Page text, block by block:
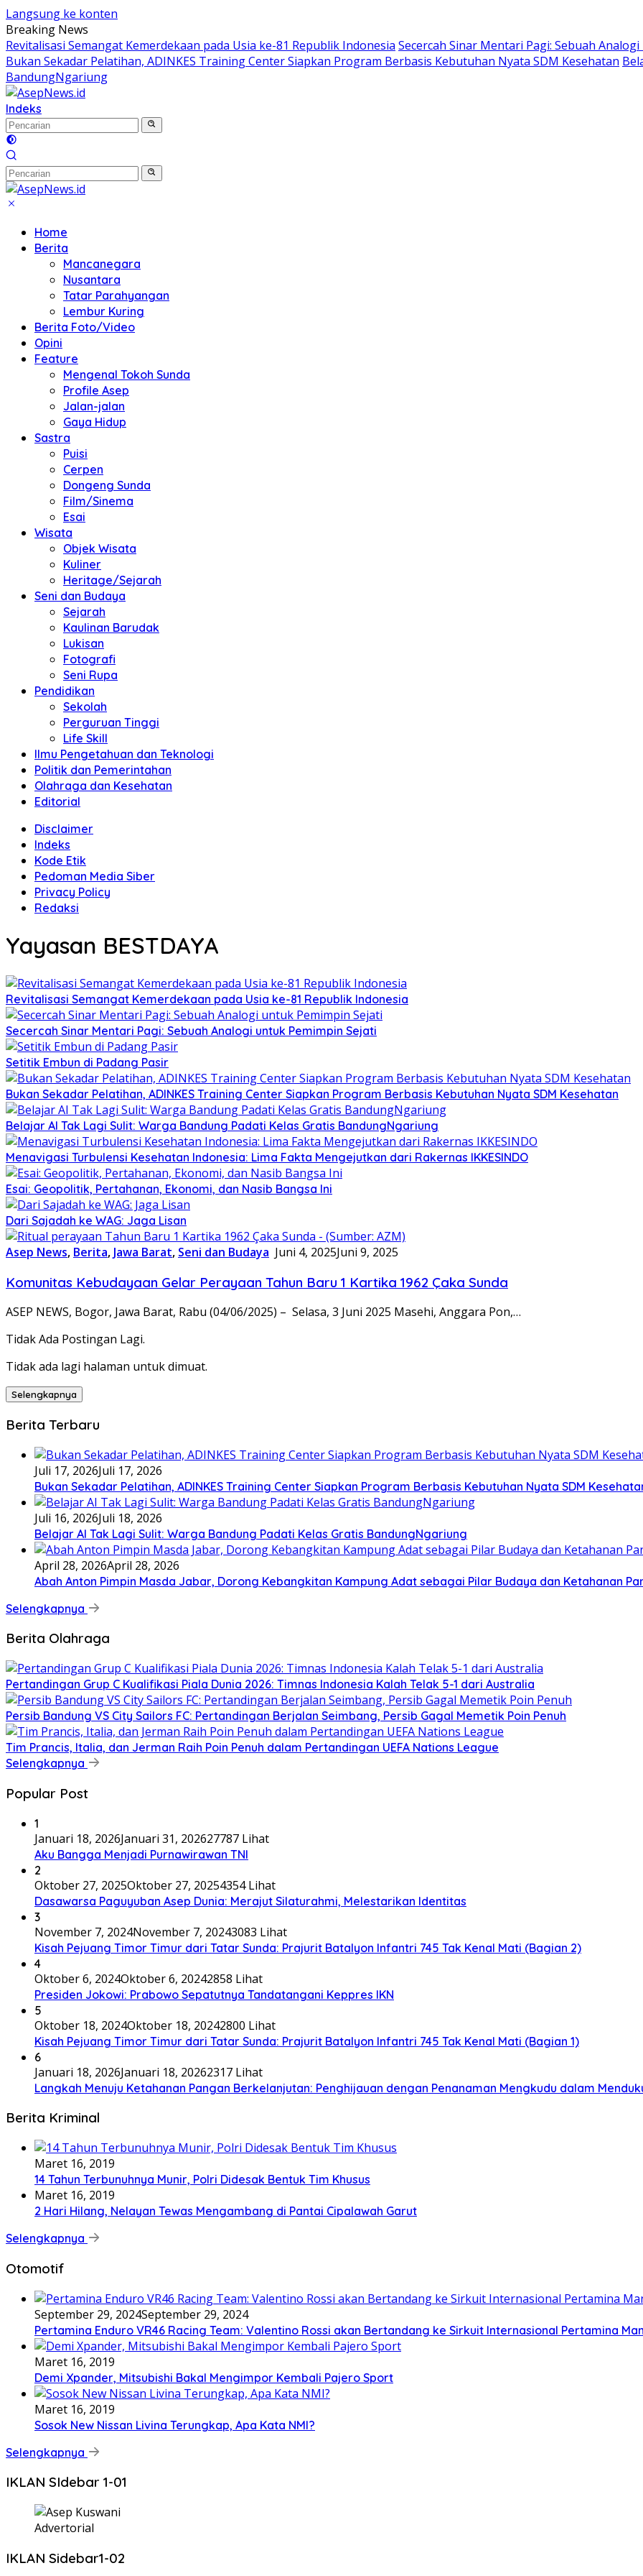
Langsung ke konten
Breaking News
Revitalisasi Semangat Kemerdekaan pada Usia ke-81 Republik Indonesia Secercah Sinar Mentari Pagi: Sebuah
Bukan Sekadar Pelatihan, ADINKES Training Center Siapkan Program Berbasis Kebutuhan Nyata SDM Kesehatan
BandungNgariung
Indeks
Home
Berita
Mancanegara
Nusantara
Tatar Parahyangan
Lembur Kuring
Berita Foto/Video
Opini
Feature
Mengenal Tokoh Sunda
Profile Asep
Jalan-jalan
Gaya Hidup
Sastra
Puisi
Cerpen
Dongeng Sunda
Film/Sinema
Esai
Wisata
Objek Wisata
Kuliner
Heritage/Sejarah
Seni dan Budaya
Sejarah
Kaulinan Barudak
Lukisan
Fotografi
Seni Rupa
Pendidikan
Sekolah
Perguruan Tinggi
Life Skill
Ilmu Pengetahuan dan Teknologi
Politik dan Pemerintahan
Olahraga dan Kesehatan
Editorial
Disclaimer
Indeks
Kode Etik
Pedoman Media Siber
Privacy Policy
Redaksi
Yayasan BESTDAYA
Revitalisasi Semangat Kemerdekaan pada Usia ke-81 Republik Indonesia
Secercah Sinar Mentari Pagi: Sebuah Analogi untuk Pemimpin Sejati
Setitik Embun di Padang Pasir
Bukan Sekadar Pelatihan, ADINKES Training Center Siapkan Program Berbasis Kebutuhan Nyata SDM Kesehatan
Belajar AI Tak Lagi Sulit: Warga Bandung Padati Kelas Gratis BandungNgariung
Menavigasi Turbulensi Kesehatan Indonesia: Lima Fakta Mengejutkan dari Rakernas IKKESINDO
Esai: Geopolitik, Pertahanan, Ekonomi, dan Nasib Bangsa Ini
Dari Sajadah ke WAG: Jaga Lisan
Asep News, Berita, Jawa Barat, Seni dan Budaya Juni 4, 2025Juni 9, 2025
Komunitas Kebudayaan Gelar Perayaan Tahun Baru 1 Kartika 1962 Çaka Sunda
ASEP NEWS, Bogor, Jawa Barat, Rabu (04/06/2025) – Selasa, 3 Juni 2025 Masehi, Anggara Pon,…
Tidak Ada Postingan Lagi.
Tidak ada lagi halaman untuk dimuat.
Selengkapnya
Berita Terbaru
Juli 17, 2026Juli 17, 2026
Bukan Sekadar Pelatihan, ADINKES Training Center Siapkan Program Berbasis Kebutuhan Nyata SDM
Juli 16, 2026Juli 18, 2026
Belajar AI Tak Lagi Sulit: Warga Bandung Padati Kelas Gratis BandungNgariung
April 28, 2026April 28, 2026
Abah Anton Pimpin Masda Jabar, Dorong Kebangkitan Kampung Adat sebagai Pilar Budaya dan Ketahanan
Selengkapnya
Berita Olahraga
Pertandingan Grup C Kualifikasi Piala Dunia 2026: Timnas Indonesia Kalah Telak 5-1 dari Australia
Persib Bandung VS City Sailors FC: Pertandingan Berjalan Seimbang, Persib Gagal Memetik Poin Penuh
Tim Prancis, Italia, dan Jerman Raih Poin Penuh dalam Pertandingan UEFA Nations League
Selengkapnya
Popular Post
1
Januari 18, 2026Januari 31, 202627787 Lihat
Aku Bangga Menjadi Purnawirawan TNI
2
Oktober 27, 2025Oktober 27, 20254354 Lihat
Dasawarsa Paguyuban Asep Dunia: Merajut Silaturahmi, Melestarikan Identitas
3
November 7, 2024November 7, 20243083 Lihat
Kisah Pejuang Timor Timur dari Tatar Sunda: Prajurit Batalyon Infantri 745 Tak Kenal Mati (Bagian 2)
4
Oktober 6, 2024Oktober 6, 20242858 Lihat
Presiden Jokowi: Prabowo Sepatutnya Tandatangani Keppres IKN
5
Oktober 18, 2024Oktober 18, 20242800 Lihat
Kisah Pejuang Timor Timur dari Tatar Sunda: Prajurit Batalyon Infantri 745 Tak Kenal Mati (Bagian 1)
6
Januari 18, 2026Januari 18, 20262317 Lihat
Langkah Menuju Ketahanan Pangan Berkelanjutan: Penghijauan dengan Penanaman Mengkudu dalam
Berita Kriminal
Maret 16, 2019
14 Tahun Terbunuhnya Munir, Polri Didesak Bentuk Tim Khusus
Maret 16, 2019
2 Hari Hilang, Nelayan Tewas Mengambang di Pantai Cipalawah Garut
Selengkapnya
Otomotif
September 29, 2024September 29, 2024
Pertamina Enduro VR46 Racing Team: Valentino Rossi akan Bertandang ke Sirkuit Internasional Pertamina
Maret 16, 2019
Demi Xpander, Mitsubishi Bakal Mengimpor Kembali Pajero Sport
Maret 16, 2019
Sosok New Nissan Livina Terungkap, Apa Kata NMI?
Selengkapnya
IKLAN SIdebar 1-01
Advertorial
IKLAN Sidebar1-02